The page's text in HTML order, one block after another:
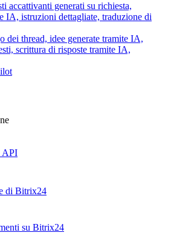
accattivanti generati su richiesta,
IA, istruzioni dettagliate, traduzione di
dei thread, idee generate tramite IA,
scrittura di risposte tramite IA,
API
di Bitrix24
su Bitrix24